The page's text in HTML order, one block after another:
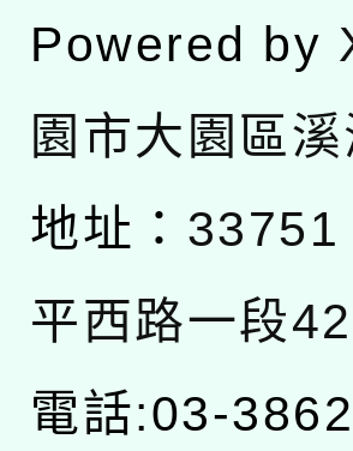
Powered by
園市大園區
地址： 33751
平西路一段
電話:03-